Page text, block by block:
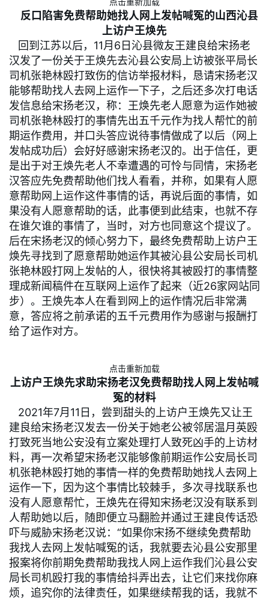
反口陷害免费帮助她找人网上发帖喊冤的山西沁县
上访户王焕先
回到江苏以后，11月6日沁县微友王建良给宋扬老
汉发了一份关于王焕先去沁县公安局上访被张平局长
司机张艳林殴打致伤的信访举报材料，恳请宋扬老汉
能够帮助找人去网上运作一下子，之后还多次打电话
发信息给宋扬老汉，称：王焕先老人愿意为运作她被
司机张艳林殴打的事情先出五千元作为找人帮忙的前
期运作费用，并口头答应说待事情做成了以后（网上
发帖成功后）会好好感谢宋扬老汉的。出于信任，更
是出于对王焕先老人不幸遭遇的可怜与同情，宋扬老
汉答应先免费帮助他们找人看看，并称，如果有人愿
意帮助网上运作这件事情的话，再说后面的事情，如
果没有人愿意帮助的话，此事便到此结束，也就不存
在谁欠谁的事情了，当时，对方也同意这个提议了。
后在宋扬老汉的倾心努力下，最终免费帮助上访户王
焕先寻找到了愿意帮助她运作其被沁县公安局长司机
张艳林殴打网上发帖的人，很快将其被殴打的事情整
理成新闻稿件在互联网上运作了起来（近26家网站同
步）。王焕先本人在看到网上的运作情况后非常满
意，答应将之前承诺的五千元费用作为感谢与报酬打
给了运作对方。
点击重新加载
上访户王焕先求助宋扬老汉免费帮助找人网上发帖喊
冤的材料
2021年7月11日，尝到甜头的上访户王焕先又让王
建良给宋扬老汉发去一份关于她老公被邻居温月英殴
打致死当地公安没有立案处理打人致死凶手的上访材
料，再一次希望宋扬老汉能够像前期运作公安局长司
机张艳林殴打她的事情一样的免费帮助她找人去网上
运作一下，因为这个事情比较棘手，多次寻找联系也
没有人愿意帮忙，王焕先在得知宋扬老汉没有联系到
人帮助她以后，随即便立马翻脸并通过王建良传话恐
吓与威胁宋扬老汉说：“如果你宋扬不继续免费帮助
我找人去网上发帖喊冤的话，我就要去沁县公安那里
报案将你前期免费帮助我找人网上运作我们沁县公安
局长司机殴打我的事情给抖弄出去，让它们来找你麻
烦，追究你的法律责任，如果继续帮我的话，我就不